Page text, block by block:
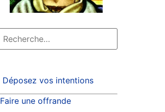
Déposez vos intentions
Faire une offrande